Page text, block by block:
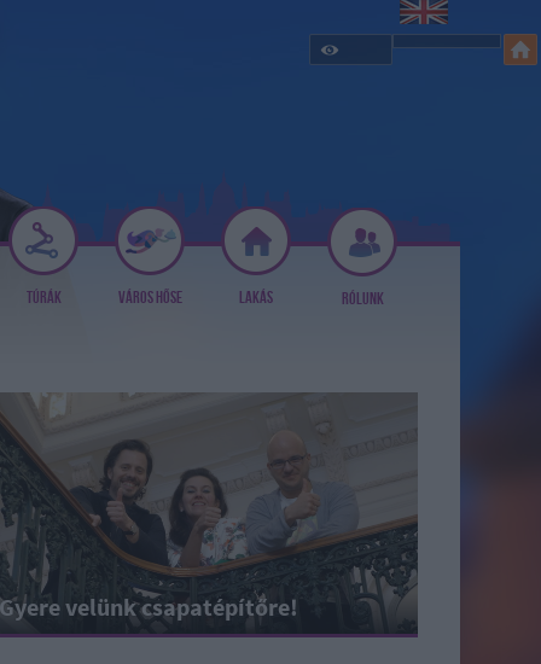
TÚRÁK VÁROS HŐSE LAKÁS RÓLUNK
Gyere velünk csapatépítőre!